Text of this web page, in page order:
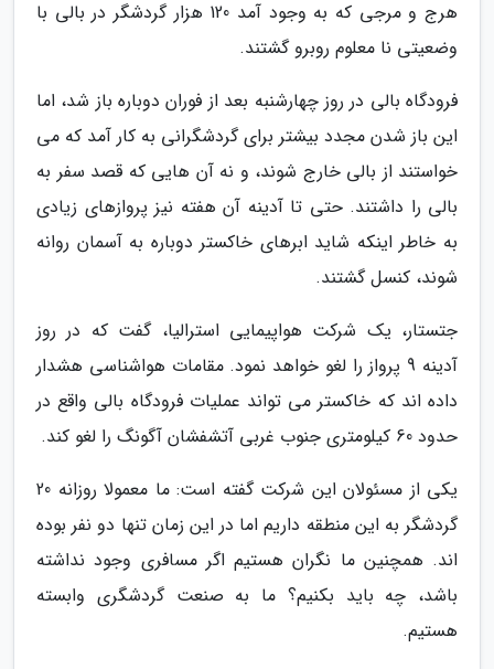
هرج و مرجی که به وجود آمد 120 هزار گردشگر در بالی با
وضعیتی نا معلوم روبرو گشتند.
فرودگاه بالی در روز چهارشنبه بعد از فوران دوباره باز شد، اما
این باز شدن مجدد بیشتر برای گردشگرانی به کار آمد که می
خواستند از بالی خارج شوند، و نه آن هایی که قصد سفر به
بالی را داشتند. حتی تا آدینه آن هفته نیز پروازهای زیادی
به خاطر اینکه شاید ابرهای خاکستر دوباره به آسمان روانه
شوند، کنسل گشتند.
جتستار، یک شرکت هواپیمایی استرالیا، گفت که در روز
آدینه 9 پرواز را لغو خواهد نمود. مقامات هواشناسی هشدار
داده اند که خاکستر می تواند عملیات فرودگاه بالی واقع در
حدود 60 کیلومتری جنوب غربی آتشفشان آگونگ را لغو کند.
یکی از مسئولان این شرکت گفته است: ما معمولا روزانه 20
گردشگر به این منطقه داریم اما در این زمان تنها دو نفر بوده
اند. همچنین ما نگران هستیم اگر مسافری وجود نداشته
باشد، چه باید بکنیم؟ ما به صنعت گردشگری وابسته
هستیم.